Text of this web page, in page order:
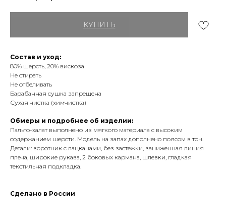
КУПИТЬ
Состав и уход:
80% шерсть, 20% вискоза
Не стирать
Не отбеливать
Барабанная сушка запрещена
Сухая чистка (химчистка)
Обмеры и подробнее об изделии:
Пальто-халат выполнено из мягкого материала с высоким
содержанием шерсти. Модель на запах дополнено поясом в тон.
Детали: воротник с лацканами, без застежки, заниженная линия
плеча, широкие рукава, 2 боковых кармана, шлевки, гладкая
текстильная подкладка.
Сделано в России